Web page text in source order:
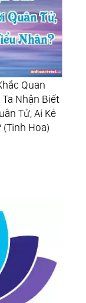
Một Loại Mỹ
Trưởng
Như Cây Lúa
Đầu (Tinh